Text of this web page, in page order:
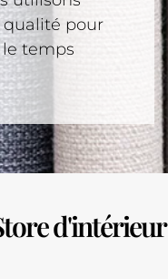
qualité pour
temps
d'intérieur